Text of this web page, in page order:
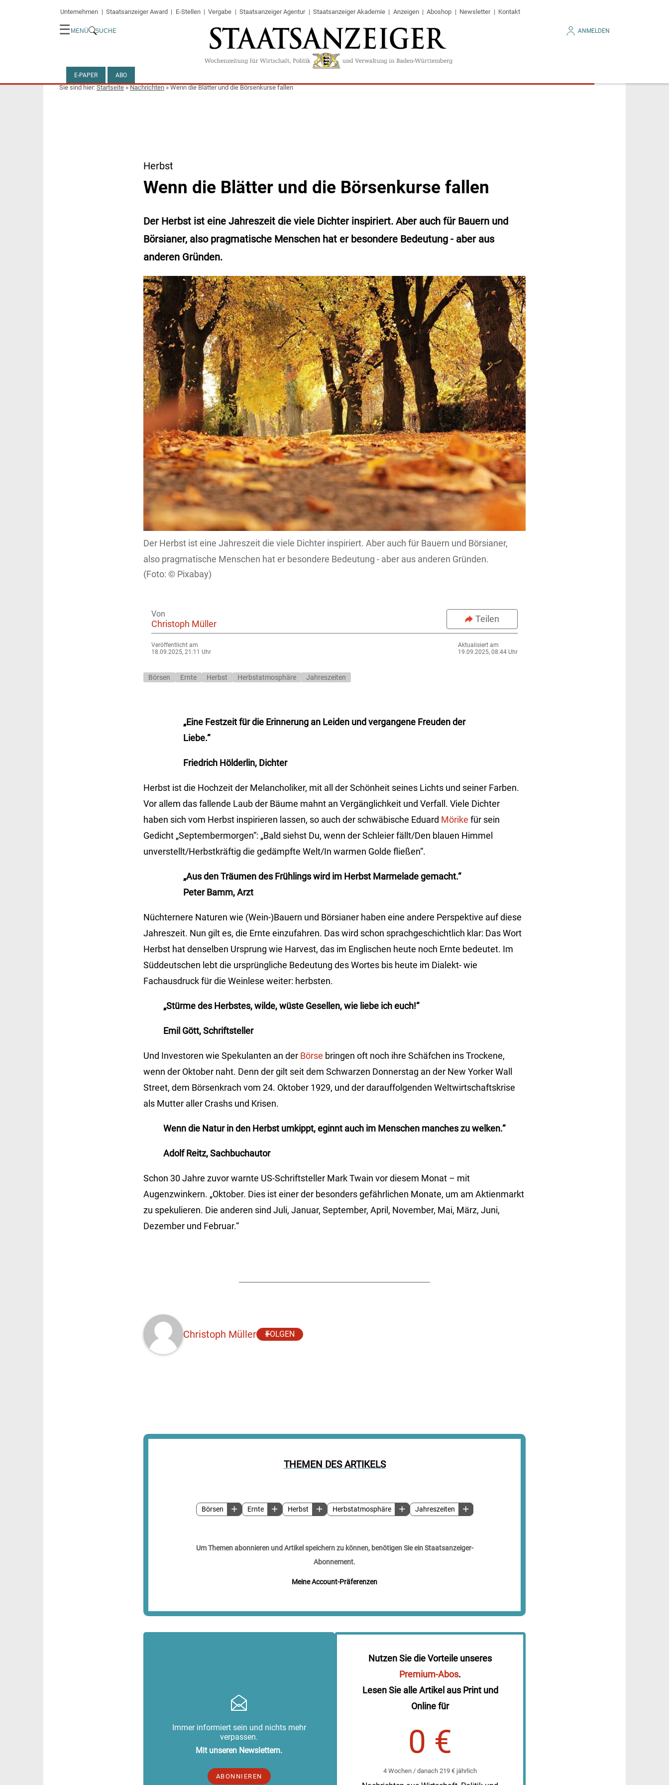
Unternehmen Staatsanzeiger Award E-Stellen Vergabe Staatsanzeiger Agentur Staatsanzeiger Akademie Anzeigen Aboshop Newsletter Kontakt
☰ MENÜ SUCHE ANMELDEN
E-PAPER ABO
Startseite»Nachrichten»Wenn die Blätter und die Börsenkurse fallen
THEMEN DES ARTIKELS
Börsen Ernte Herbst Herbstatmosphäre Jahreszeiten
Um Themen abonnieren und Artikel speichern zu können, benötigen Sie ein Staatsanzeiger-
Abonnement.
Meine Account-Präferenzen
Herbst
Wenn die Blätter und die Börsenkurse fallen
Der Herbst ist eine Jahreszeit die viele Dichter inspiriert. Aber auch für Bauern und
Börsianer, also pragmatische Menschen hat er besondere Bedeutung - aber aus
anderen Gründen.
Der Herbst ist eine Jahreszeit die viele Dichter inspiriert. Aber auch für Bauern und Börsianer,
also pragmatische Menschen hat er besondere Bedeutung - aber aus anderen Gründen.
Pixabay)
Von
Christoph Müller Teilen
Veröffentlicht am
18.09.2025, 21:11 Uhr
Aktualisiert am
19.09.2025, 08:44 Uhr
Börsen Ernte Herbst Herbstatmosphäre Jahreszeiten
„Eine Festzeit für die Erinnerung an Leiden und vergangene Freuden der
Liebe.“
Friedrich Hölderlin, Dichter
Herbst ist die Hochzeit der Melancholiker, mit all der Schönheit seines Lichts und seiner Farben.
Vor allem das fallende Laub der Bäume mahnt an Vergänglichkeit und Verfall. Viele Dichter
haben sich vom Herbst inspirieren lassen, so auch der schwäbische Eduard Mörike für sein
Gedicht „Septembermorgen“: „Bald siehst Du, wenn der Schleier fällt/Den blauen Himmel
unverstellt/Herbstkräftig die gedämpfte Welt/In warmen Golde fließen“.
„Aus den Träumen des Frühlings wird im Herbst Marmelade gemacht.“
Peter Bamm, Arzt
Nüchternere Naturen wie (Wein-)Bauern und Börsianer haben eine andere Perspektive auf diese
Jahreszeit. Nun gilt es, die Ernte einzufahren. Das wird schon sprachgeschichtlich klar: Das Wort
Herbst hat denselben Ursprung wie Harvest, das im Englischen heute noch Ernte bedeutet. Im
Süddeutschen lebt die ursprüngliche Bedeutung des Wortes bis heute im Dialekt- wie
Fachausdruck für die Weinlese weiter: herbsten.
„Stürme des Herbstes, wilde, wüste Gesellen, wie liebe ich euch!“
Emil Gött, Schriftsteller
Und Investoren wie Spekulanten an der Börse bringen oft noch ihre Schäfchen ins Trockene,
wenn der Oktober naht. Denn der gilt seit dem Schwarzen Donnerstag an der New Yorker Wall
Street, dem Börsenkrach vom 24. Oktober 1929, und der darauffolgenden Weltwirtschaftskrise
als Mutter aller Crashs und Krisen.
Wenn die Natur in den Herbst umkippt,eginnt auch im Menschen manches zu welken.“
Adolf Reitz, Sachbuchautor
Schon 30 Jahre zuvor warnte US-Schriftsteller Mark Twain vor diesem Monat – mit
Augenzwinkern. „Oktober. Dies ist einer der besonders gefährlichen Monate, um am Aktienmarkt
zu spekulieren. Die anderen sind Juli, Januar, September, April, November, Mai, März, Juni,
Dezember und Februar.“
Christoph Müller FOLGEN
Immer informiert sein und nichts mehr
verpassen.
Mit unseren Newslettern.
ABONNIEREN
Nutzen Sie die Vorteile unseres
Premium-Abos.
Lesen Sie alle Artikel aus Print und
Online für
0 €
4 Wochen / danach 219 € jährlich